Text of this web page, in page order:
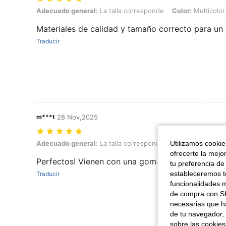
Adecuado general: La talla corresponde, Color: Multicolor, Talla: 0-
Adecuado general: La talla corresponde Color: Multicolor
Materiales de calidad y tamaño correcto para un
Traducir
m***t 28 Nov,2025
Adecuado general: La talla corresponde, longitud de pie: 12.5 cm /
Adecuado general: La talla corresponde longitud de pie:
Perfectos! Vienen con una goma reforzada para
Traducir
Utilizamos
ofrecerte la
tu preferencia
estableceremos
funcionalidades
de compra con
necesarias que
de tu
sobre las